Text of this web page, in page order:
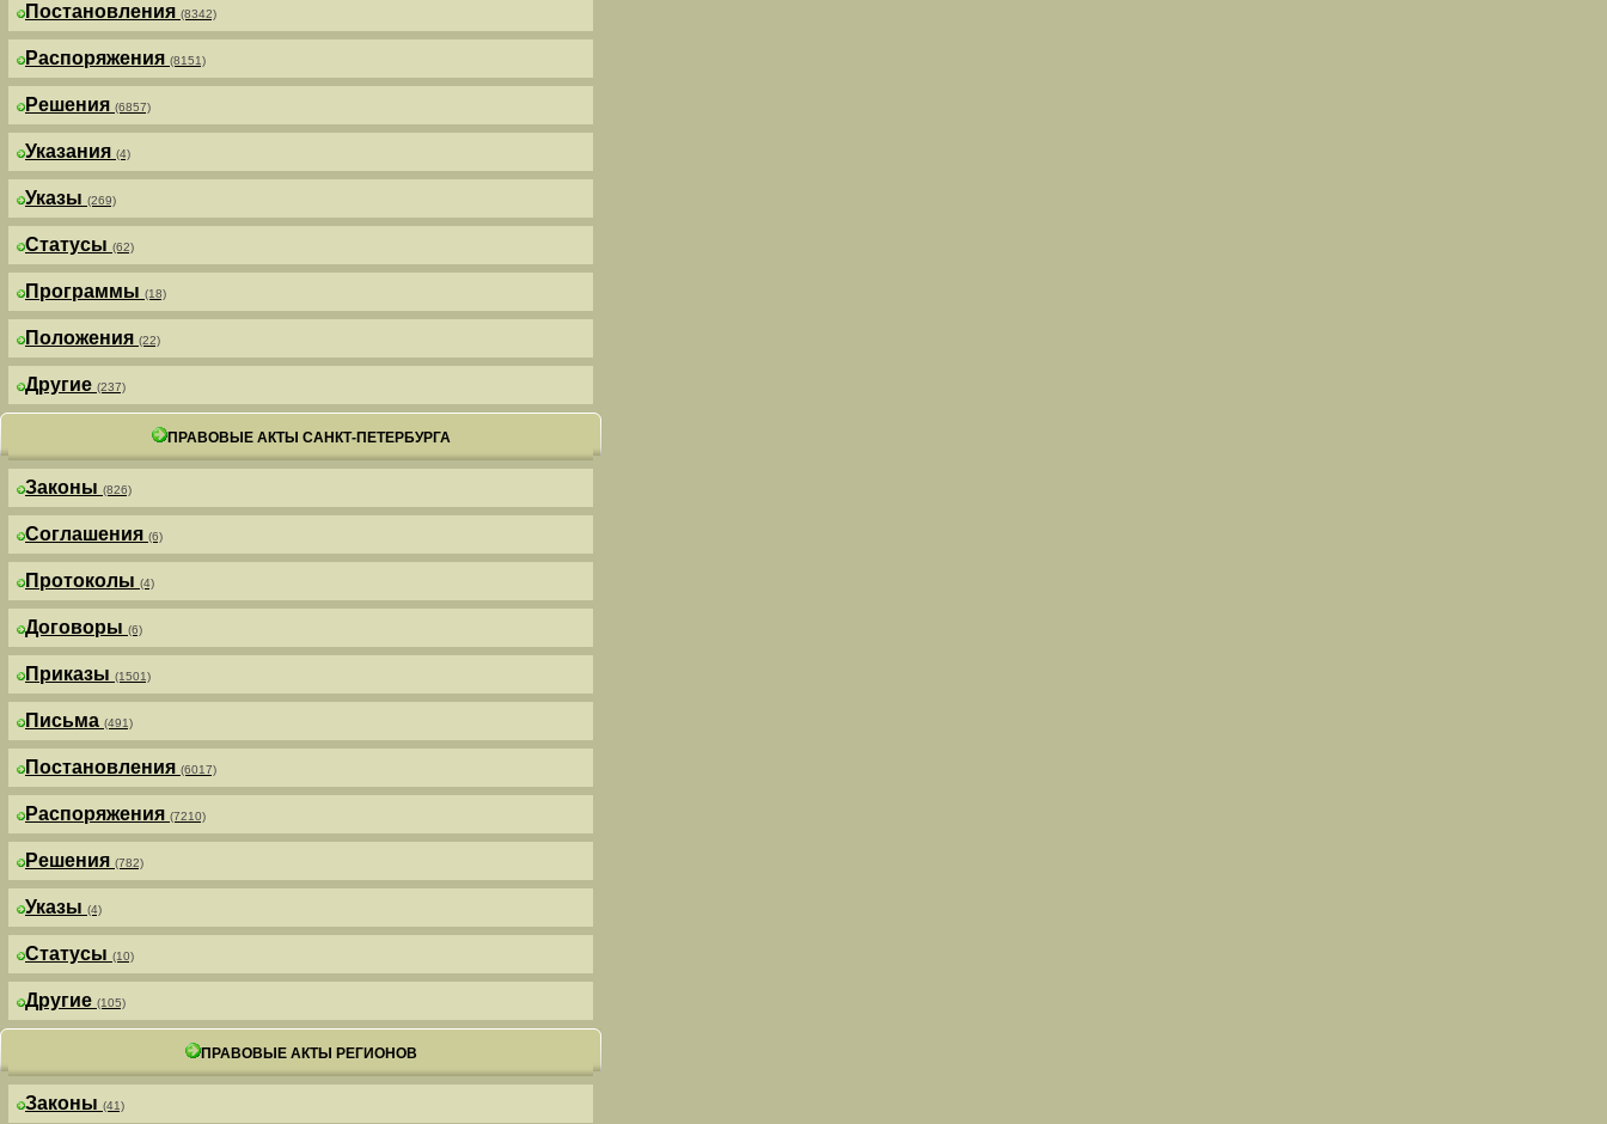
Постановления (8342)
Распоряжения (8151)
Решения (6857)
Указания (4)
Указы (269)
Статусы (62)
Программы (18)
Положения (22)
Другие (237)
ПРАВОВЫЕ АКТЫ САНКТ-ПЕТЕРБУРГА
Законы (826)
Соглашения (6)
Протоколы (4)
Договоры (6)
Приказы (1501)
Письма (491)
Постановления (6017)
Распоряжения (7210)
Решения (782)
Указы (4)
Статусы (10)
Другие (105)
ПРАВОВЫЕ АКТЫ РЕГИОНОВ
Законы (41)